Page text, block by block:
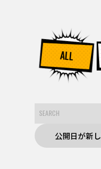
ALL
公開日が新